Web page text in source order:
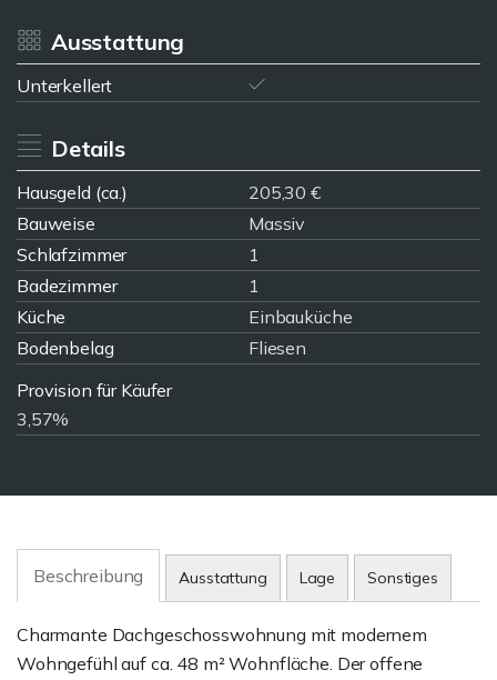
Ausstattung
Unterkellert
Details
Hausgeld (ca.)
205,30 €
Bauweise
Massiv
Schlafzimmer
1
Badezimmer
1
Küche
Einbauküche
Bodenbelag
Fliesen
Provision für Käufer
3,57%
Beschreibung Ausstattung Lage Sonstiges
Charmante Dachgeschosswohnung mit modernem
Wohngefühl auf ca. 48 m² Wohnfläche. Der offene